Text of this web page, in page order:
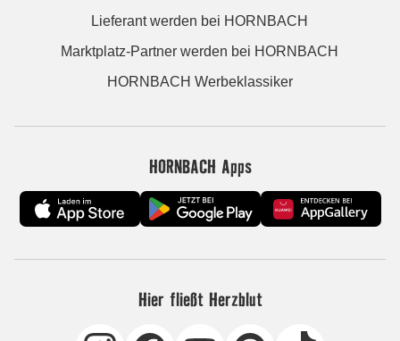
Lieferant werden bei HORNBACH
Marktplatz-Partner werden bei HORNBACH
HORNBACH Werbeklassiker
HORNBACH Apps
Hier fließt Herzblut